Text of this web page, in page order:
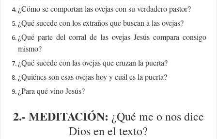
¿Cómo se comportan las ovejas con su verdadero pastor?
¿Qué sucede con los extraños que buscan a las ovejas?
¿Qué parte del corral de las ovejas Jesús compara consigo
mismo?
¿Qué sucede con las ovejas que cruzan la puerta?
¿Quiénes son esas ovejas hoy y cuál es la puerta?
¿Para qué vino Jesús?
2.- MEDITACIÓN: ¿Qué me o nos dice
Dios en el texto?